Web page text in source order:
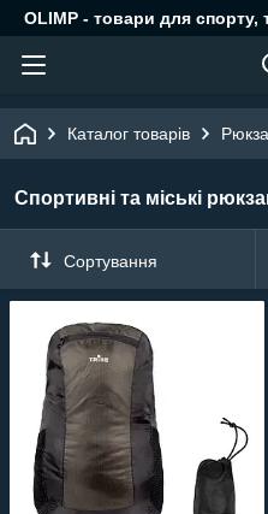
OLIMP - товари для спорту,
Каталог товарів
Спортивні та міські
Сортування